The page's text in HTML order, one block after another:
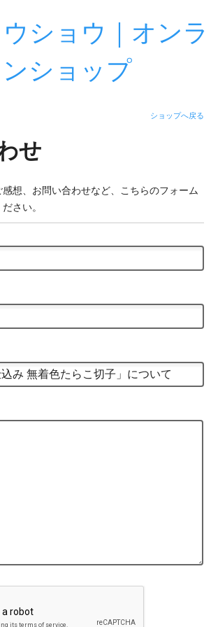
ショウ｜オンラ
ショップ
ショップへ戻る
せ
想、お問い合わせなど、こちらのフォーム
さい。